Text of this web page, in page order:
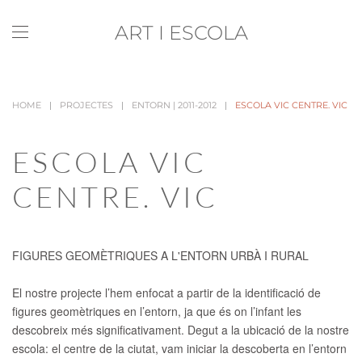
Skip to main content
ART I ESCOLA
HOME PROJECTES ENTORN | 2011-2012 ESCOLA VIC CENTRE. VIC
ESCOLA VIC
CENTRE. VIC
FIGURES GEOMÈTRIQUES A L'ENTORN URBÀ I RURAL
El nostre projecte l’hem enfocat a partir de la identificació de
figures geomètriques en l’entorn, ja que és on l’infant les
descobreix més significativament. Degut a la ubicació de la nostre
escola: el centre de la ciutat, vam iniciar la descoberta en l’entorn